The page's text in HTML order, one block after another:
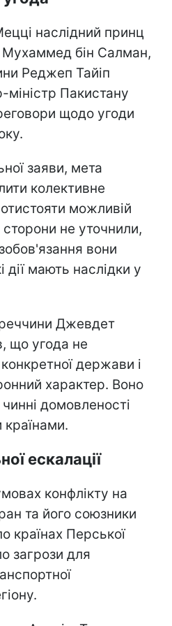
наслідний принц
Мухаммед бін Салман,
Реджеп Тайіп
Пакистану
щодо угоди
заяви, мета
колективне
можливій
не уточнили,
вони
дії мають наслідки у
Джевдет
що угода не
держави і
характер. Воно
домовленості
країнами.
ескалації
конфлікту на
та його союзники
країнах Перської
загрози для